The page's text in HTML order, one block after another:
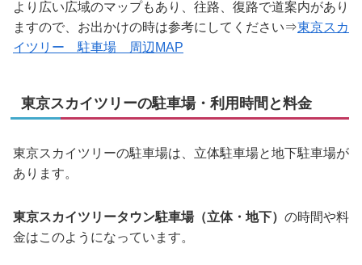
より広い広域のマップもあり、往路、復路で道案内があり
ますので、お出かけの時は参考にしてください⇒東京スカ
イツリー 駐車場 周辺MAP
東京スカイツリーの駐車場・利用時間と料金
東京スカイツリーの駐車場は、立体駐車場と地下駐車場が
あります。
東京スカイツリータウン駐車場（立体・地下） の時間や料
金はこのようになっています。